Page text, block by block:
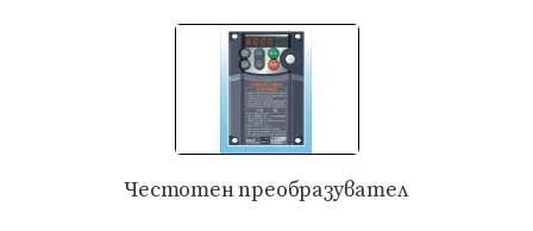
Честотен преобразувател